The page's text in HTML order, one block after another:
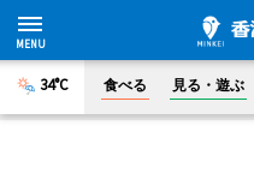
34°C 食べる 見る・遊ぶ